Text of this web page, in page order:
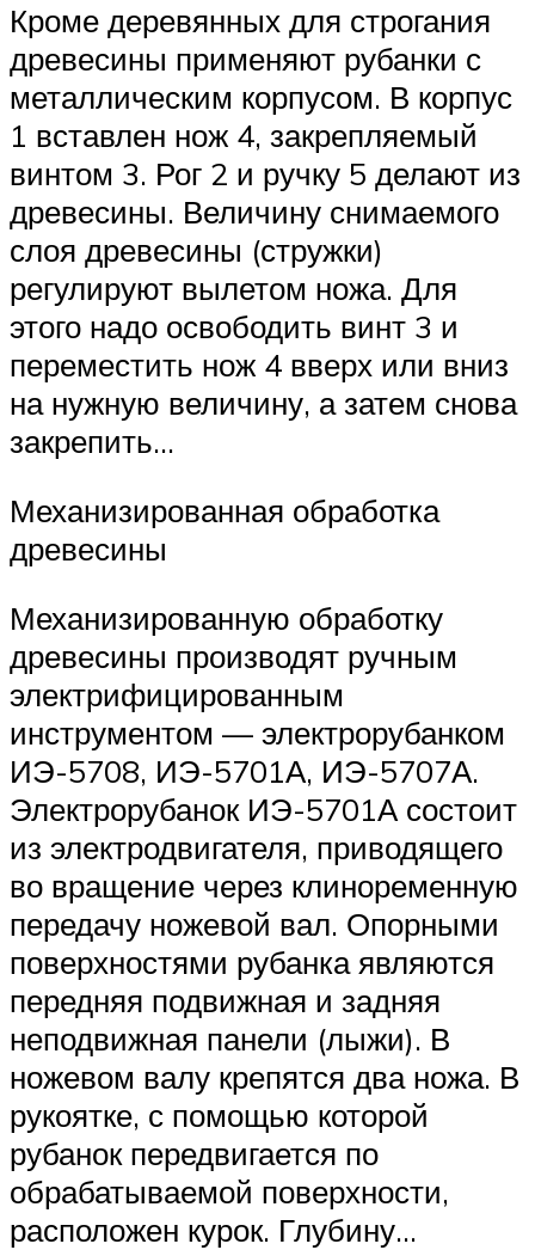
Кроме деревянных для строгания
древесины применяют рубанки с
металлическим корпусом. В корпус
1 вставлен нож 4, закрепляемый
винтом 3. Рог 2 и ручку 5 делают из
древесины. Величину снимаемого
слоя древесины (стружки)
регулируют вылетом ножа. Для
этого надо освободить винт 3 и
переместить нож 4 вверх или вниз
на нужную величину, а затем снова
закрепить…
Механизированная обработка
древесины
Механизированную обработку
древесины производят ручным
электрифицированным
инструментом — электрорубанком
ИЭ-5708, ИЭ-5701А, ИЭ-5707А.
Электрорубанок ИЭ-5701А состоит
из электродвигателя, приводящего
во вращение через клиноременную
передачу ножевой вал. Опорными
поверхностями рубанка являются
передняя подвижная и задняя
неподвижная панели (лыжи). В
ножевом валу крепятся два ножа. В
рукоятке, с помощью которой
рубанок передвигается по
обрабатываемой поверхности,
расположен курок. Глубину…